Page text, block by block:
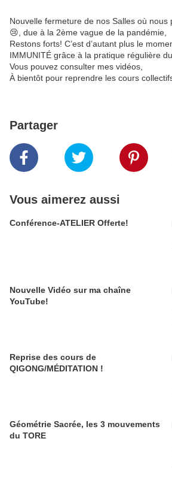
Nouvelle fermeture de nos Salles où nous
😢, due à la 2ème vague de la pandémie,
Restons forts! C’est d’autant plus le
IMMUNITÉ grâce à la pratique régulière
Vous pouvez consulter mes vidéos,
À bientôt pour reprendre les cours
Partager
Vous aimerez aussi
Conférence-ATELIER Offerte!
Nouvelle Vidéo sur ma chaîne
YouTube!
Reprise des cours de
QIGONG/MÉDITATION !
Géométrie Sacrée, les 3 mouvements
du TORE